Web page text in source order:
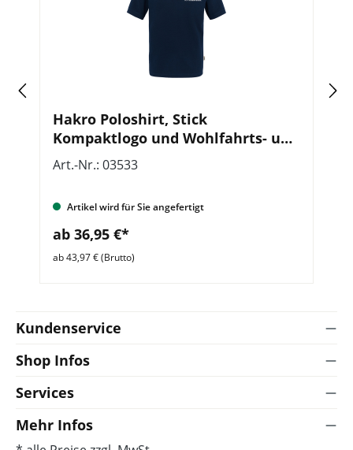
Hakro Poloshirt, Stick
Kompaktlogo und Wohlfahrts- und
Sozialarbeit, mit Zusatzzeile vorn
Art.-Nr.: 03533
Artikel wird für Sie angefertigt
ab 36,95 €*
ab 43,97 € (Brutto)
Kundenservice
Shop Infos
Services
Mehr Infos